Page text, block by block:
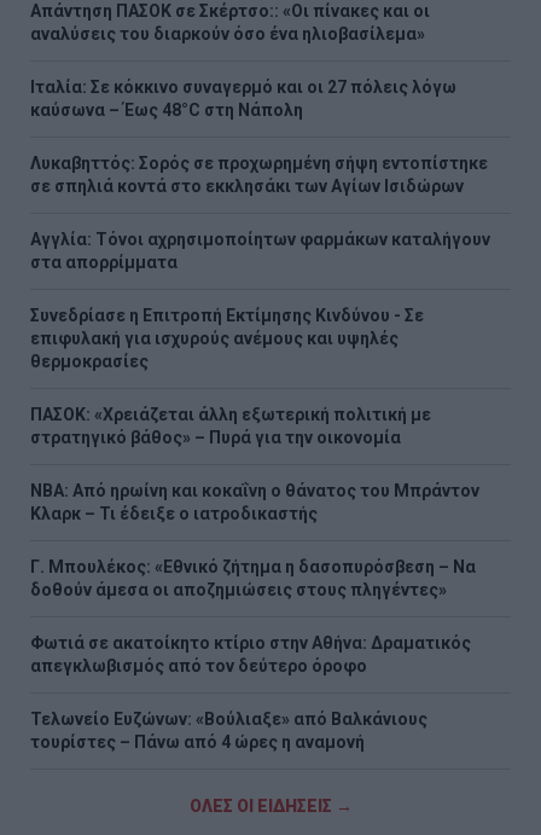
Απάντηση ΠΑΣΟΚ σε Σκέρτσο:: «Οι πίνακες και οι
αναλύσεις του διαρκούν όσο ένα ηλιοβασίλεμα»
Ιταλία: Σε κόκκινο συναγερμό και οι 27 πόλεις λόγω
καύσωνα – Έως 48°C στη Νάπολη
Λυκαβηττός: Σορός σε προχωρημένη σήψη εντοπίστηκε
σε σπηλιά κοντά στο εκκλησάκι των Αγίων Ισιδώρων
Αγγλία: Τόνοι αχρησιμοποίητων φαρμάκων καταλήγουν
στα απορρίμματα
Συνεδρίασε η Επιτροπή Εκτίμησης Κινδύνου - Σε
επιφυλακή για ισχυρούς ανέμους και υψηλές
θερμοκρασίες
ΠΑΣΟΚ: «Χρειάζεται άλλη εξωτερική πολιτική με
στρατηγικό βάθος» – Πυρά για την οικονομία
NBA: Από ηρωίνη και κοκαΐνη ο θάνατος του Μπράντον
Κλαρκ – Τι έδειξε ο ιατροδικαστής
Γ. Μπουλέκος: «Εθνικό ζήτημα η δασοπυρόσβεση – Να
δοθούν άμεσα οι αποζημιώσεις στους πληγέντες»
Φωτιά σε ακατοίκητο κτίριο στην Αθήνα: Δραματικός
απεγκλωβισμός από τον δεύτερο όροφο
Τελωνείο Ευζώνων: «Βούλιαξε» από Βαλκάνιους
τουρίστες – Πάνω από 4 ώρες η αναμονή
ΟΛΕΣ ΟΙ ΕΙΔΗΣΕΙΣ →